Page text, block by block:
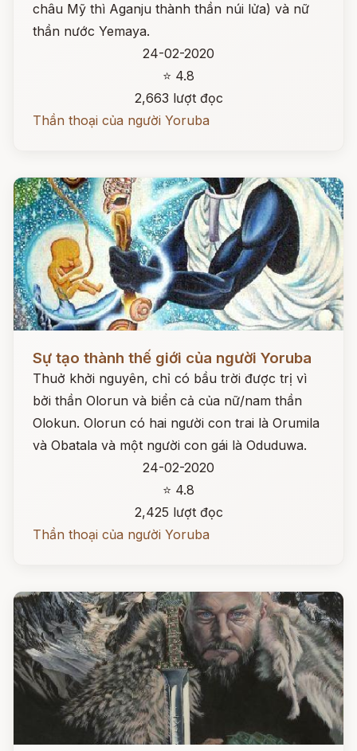
châu Mỹ thì Aganju thành thần núi lửa) và nữ
thần nước Yemaya.
24-02-2020
⭐ 4.8
2,663 lượt đọc
Thần thoại của người Yoruba
Sự tạo thành thế giới của người Yoruba
Thuở khởi nguyên, chỉ có bầu trời được trị vì
bởi thần Olorun và biển cả của nữ/nam thần
Olokun. Olorun có hai người con trai là Orumila
và Obatala và một người con gái là Oduduwa.
24-02-2020
⭐ 4.8
2,425 lượt đọc
Thần thoại của người Yoruba